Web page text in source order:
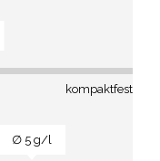
kompaktfest
∅ 5 g/l